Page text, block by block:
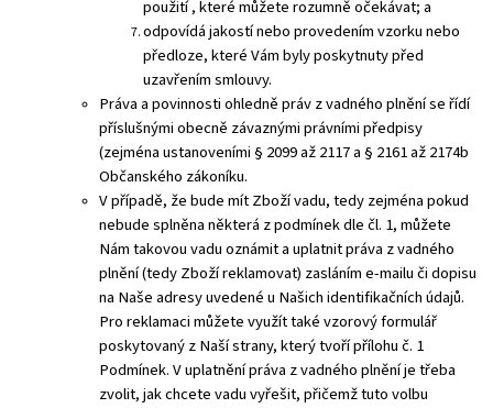
použití , které můžete rozumně očekávat; a
odpovídá jakostí nebo provedením vzorku nebo
předloze, které Vám byly poskytnuty před
uzavřením smlouvy.
Práva a povinnosti ohledně práv z vadného plnění se řídí
příslušnými obecně závaznými právními předpisy
(zejména ustanoveními § 2099 až 2117 a § 2161 až 2174b
Občanského zákoníku.
V případě, že bude mít Zboží vadu, tedy zejména pokud
nebude splněna některá z podmínek dle čl. 1, můžete
Nám takovou vadu oznámit a uplatnit práva z vadného
plnění (tedy Zboží reklamovat) zasláním e-mailu či dopisu
na Naše adresy uvedené u Našich identifikačních údajů.
Pro reklamaci můžete využít také vzorový formulář
poskytovaný z Naší strany, který tvoří přílohu č. 1
Podmínek. V uplatnění práva z vadného plnění je třeba
zvolit, jak chcete vadu vyřešit, přičemž tuto volbu